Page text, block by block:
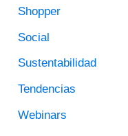
Shopper
Social
Sustentabilidad
Tendencias
Webinars